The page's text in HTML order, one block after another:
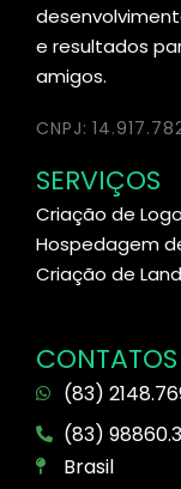
e resultados
amigos.
CNPJ:
SERVIÇOS
Criação de
Hospedagem
Criação de
CONTATOS
(83)
(83)
Brasil